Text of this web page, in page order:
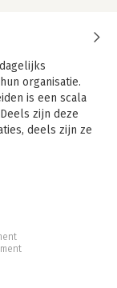
organisatie.
is een scala
zijn deze
deels zijn ze
in iets
geldt dat er
met waarden als
gehalte. Doel
voor de
en non-